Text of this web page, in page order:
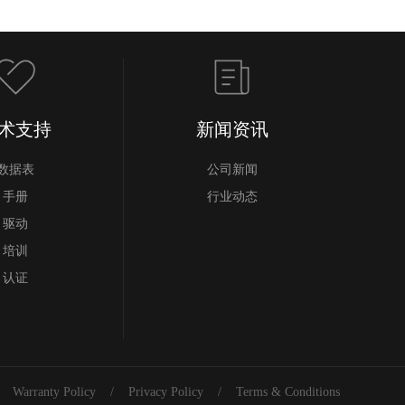
支持
据表
手册
驱动
培训
认证
新闻资讯
公司新闻
行业动态
Warranty Policy / Privacy Policy / Terms & Conditions